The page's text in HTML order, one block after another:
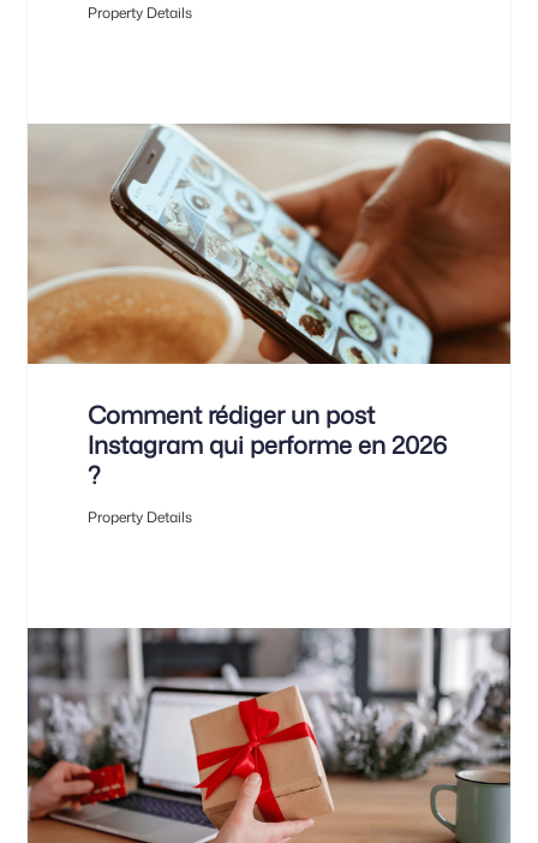
Property Details
Comment rédiger un post
Instagram qui performe en 2026
?
Property Details